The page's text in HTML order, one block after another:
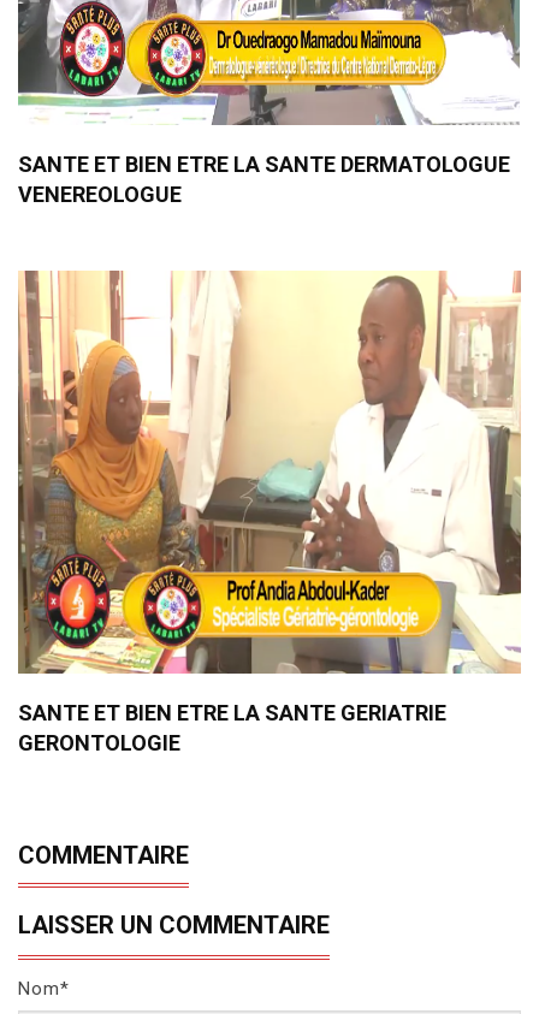
SANTE ET BIEN ETRE LA SANTE DERMATOLOGUE
VENEREOLOGUE
SANTE ET BIEN ETRE LA SANTE GERIATRIE
GERONTOLOGIE
COMMENTAIRE
LAISSER UN COMMENTAIRE
Nom*